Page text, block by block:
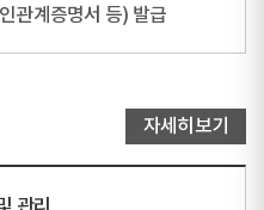
관계증명서 등) 발급
자세히보기